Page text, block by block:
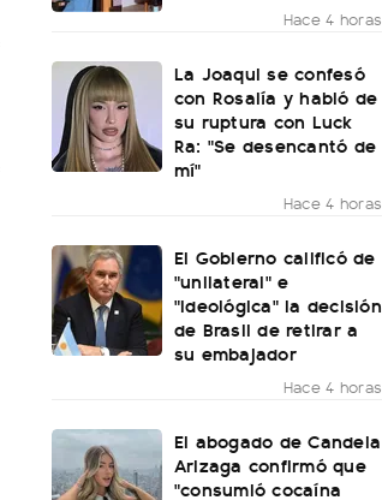
Hace 4 horas
La Joaqui se confesó
con Rosalía y habló de
su ruptura con Luck
Ra: "Se desencantó de
mí"
Hace 4 horas
El Gobierno calificó de
"unilateral" e
"ideológica" la decisión
de Brasil de retirar a
su embajador
Hace 4 horas
El abogado de Candela
Arizaga confirmó que
"consumió cocaína